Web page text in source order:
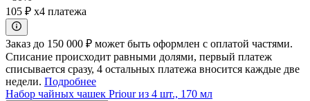
105 ₽ x4 платежа
Заказ до 150 000 ₽ может быть оформлен с оплатой частями.
Списание происходит равными долями, первый платеж
списывается сразу, 4 остальных платежа вносится каждые две
недели. Подробнее
Набор чайных чашек Priour из 4 шт., 170 мл